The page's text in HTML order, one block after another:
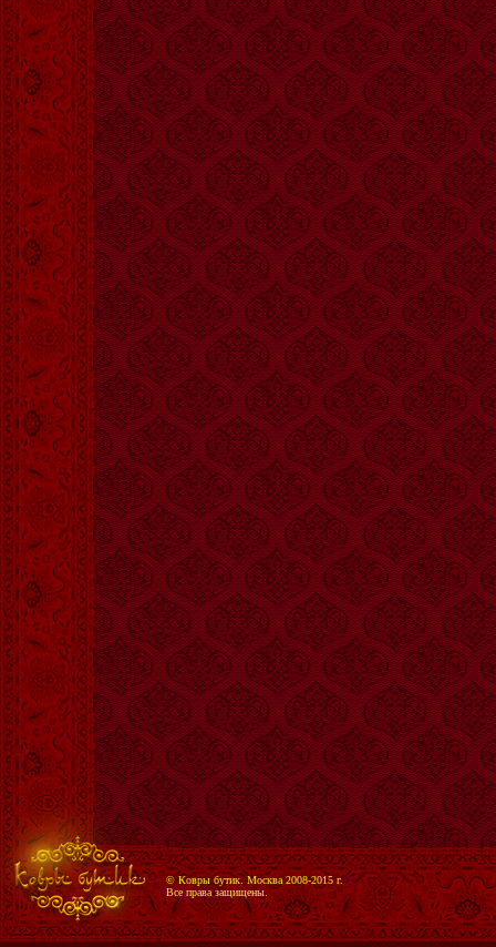
© Ковры бутик. Москва 2008-2015 г.
Все права защищены.